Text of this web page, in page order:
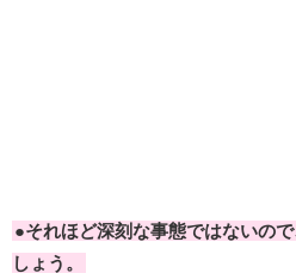
●それほど深刻な事態ではないの
しょう。